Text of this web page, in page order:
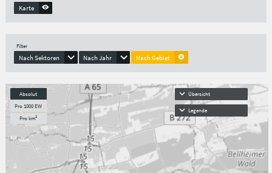
Karte
Filter
Nach Sektoren Nach Jahr Nach Gebiet
Absolut
Pro 1000 EW
Pro km²
Übersicht
Legende